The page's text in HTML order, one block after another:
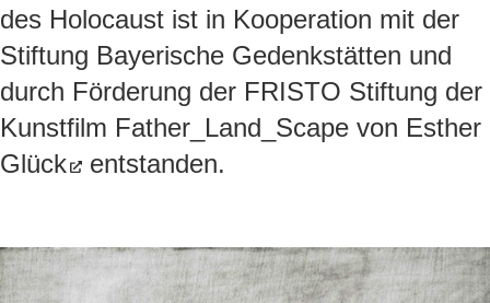
des Holocaust ist in Kooperation mit der
Stiftung Bayerische Gedenkstätten und
durch Förderung der FRISTO Stiftung der
Kunstfilm Father_Land_Scape von Esther
Glück
entstanden.